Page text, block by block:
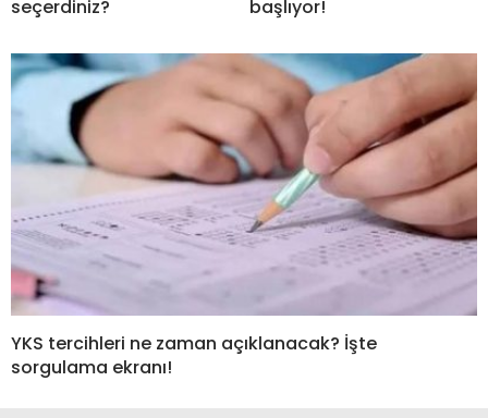
seçerdiniz?
başlıyor!
YKS tercihleri ne zaman açıklanacak? İşte
sorgulama ekranı!